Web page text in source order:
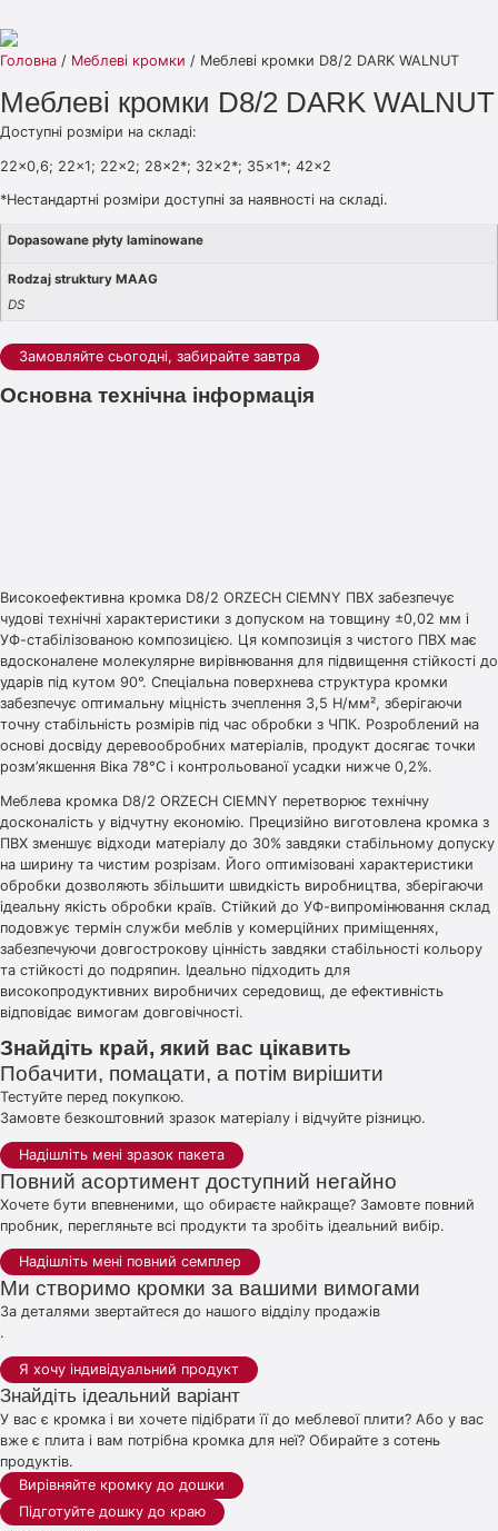
Головна / Меблеві кромки / Меблеві кромки D8/2 DARK WALNUT
Меблеві кромки D8/2 DARK WALNUT
Доступні розміри на складі:
22×0,6; 22×1; 22×2; 28×2*; 32×2*; 35×1*; 42×2
*Нестандартні розміри доступні за наявності на складі.
Dopasowane płyty laminowane
Rodzaj struktury MAAG
DS
Замовляйте сьогодні, забирайте завтра
Основна технічна інформація
Високоефективна кромка D8/2 ORZECH CIEMNY ПВХ забезпечує
чудові технічні характеристики з допуском на товщину ±0,02 мм і
УФ-стабілізованою композицією. Ця композиція з чистого ПВХ має
вдосконалене молекулярне вирівнювання для підвищення стійкості до
ударів під кутом 90°. Спеціальна поверхнева структура кромки
забезпечує оптимальну міцність зчеплення 3,5 Н/мм², зберігаючи
точну стабільність розмірів під час обробки з ЧПК. Розроблений на
основі досвіду деревообробних матеріалів, продукт досягає точки
розм’якшення Віка 78°C і контрольованої усадки нижче 0,2%.
Меблева кромка D8/2 ORZECH CIEMNY перетворює технічну
досконалість у відчутну економію. Прецизійно виготовлена кромка з
ПВХ зменшує відходи матеріалу до 30% завдяки стабільному допуску
на ширину та чистим розрізам. Його оптимізовані характеристики
обробки дозволяють збільшити швидкість виробництва, зберігаючи
ідеальну якість обробки країв. Стійкий до УФ-випромінювання склад
подовжує термін служби меблів у комерційних приміщеннях,
забезпечуючи довгострокову цінність завдяки стабільності кольору
та стійкості до подряпин. Ідеально підходить для
високопродуктивних виробничих середовищ, де ефективність
відповідає вимогам довговічності.
Знайдіть край, який вас цікавить
Побачити, помацати, а потім вирішити
Тестуйте перед покупкою.
Замовте безкоштовний зразок матеріалу і відчуйте різницю.
Надішліть мені зразок пакета
Повний асортимент доступний негайно
Хочете бути впевненими, що обираєте найкраще? Замовте повний
пробник, перегляньте всі продукти та зробіть ідеальний вибір.
Надішліть мені повний семплер
Ми створимо кромки за вашими вимогами
За деталями звертайтеся до нашого відділу продажів
.
Я хочу індивідуальний продукт
Знайдіть ідеальний варіант
У вас є кромка і ви хочете підібрати її до меблевої плити? Або у вас
вже є плита і вам потрібна кромка для неї? Обирайте з сотень
продуктів.
Вирівняйте кромку до дошки
Підготуйте дошку до краю